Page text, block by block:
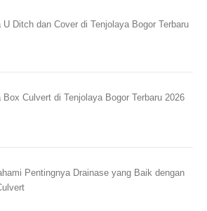
U Ditch dan Cover di Tenjolaya Bogor Terbaru
Box Culvert di Tenjolaya Bogor Terbaru 2026
Pentingnya Drainase yang Baik dengan